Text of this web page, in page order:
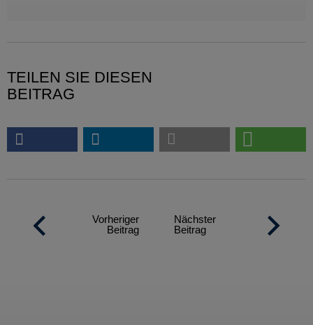
TEILEN SIE DIESEN
BEITRAG
Vorheriger
Beitrag
Nächster
Beitrag